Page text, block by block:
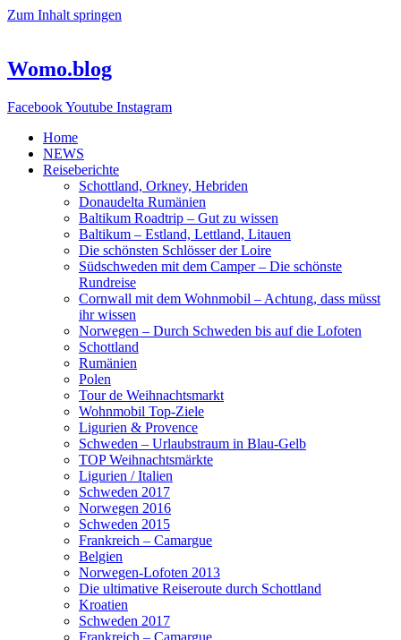
Zum Inhalt springen
Womo.blog
FacebookYoutube Instagram
Home
NEWS
Reiseberichte
Schottland, Orkney, Hebriden
Donaudelta Rumänien
Baltikum Roadtrip – Gut zu wissen
Baltikum – Estland, Lettland, Litauen
Die schönsten Schlösser der Loire
Südschweden mit dem Camper – Die schönste
Rundreise
Cornwall mit dem Wohnmobil – Achtung, dass müsst
ihr wissen
Norwegen – Durch Schweden bis auf die Lofoten
Schottland
Rumänien
Polen
Tour de Weihnachtsmarkt
Wohnmobil Top-Ziele
Ligurien & Provence
Schweden – Urlaubstraum in Blau-Gelb
TOP Weihnachtsmärkte
Ligurien / Italien
Schweden 2017
Norwegen 2016
Schweden 2015
Frankreich – Camargue
Belgien
Norwegen-Lofoten 2013
Die ultimative Reiseroute durch Schottland
Kroatien
Schweden 2017
Frankreich – Camargue